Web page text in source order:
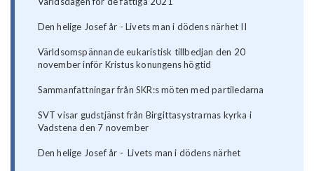
Den helige Josef år - Livets man i dödens närhet II
Världsomspännande eukaristisk tillbedjan den 20
november inför Kristus konungens högtid
Sammanfattningar från SKR:s möten med partiledarna
SVT visar gudstjänst från Birgittasystrarnas kyrka i
Vadstena den 7 november
Den helige Josef år - Livets man i dödens närhet